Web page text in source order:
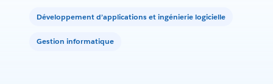
Développement d’applications et ingénierie logicielle
Gestion informatique